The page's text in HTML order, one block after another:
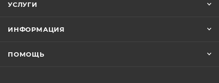
УСЛУГИ
ИНФОРМАЦИЯ
ПОМОЩЬ